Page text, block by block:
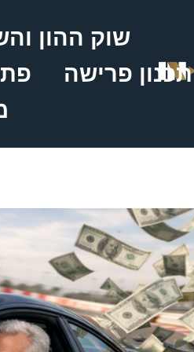
שוק ההון
תכנון פרישה